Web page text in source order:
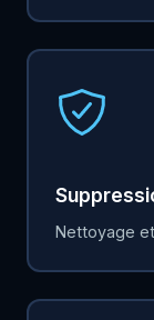
Nettoyage